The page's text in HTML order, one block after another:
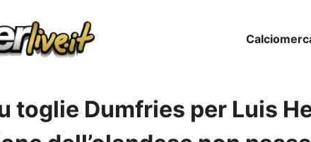
toglie Dumfries per Luis